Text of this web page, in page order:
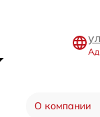
О компании